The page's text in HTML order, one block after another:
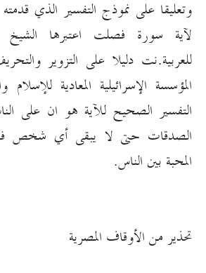
وتعليقا على نموذج التفسير الذي قدمته
لآية سورة فصلت اعتبرها الشيخ
للعربية.نت دليلا على التزوير
المؤسسة الإسرائيلية المعادية
التفسير الصحيح للآية هو ان على
الصدقات حتى لا يبقى أي شخص
المحبة بين الناس.
تحذير من الأوقاف المصرية